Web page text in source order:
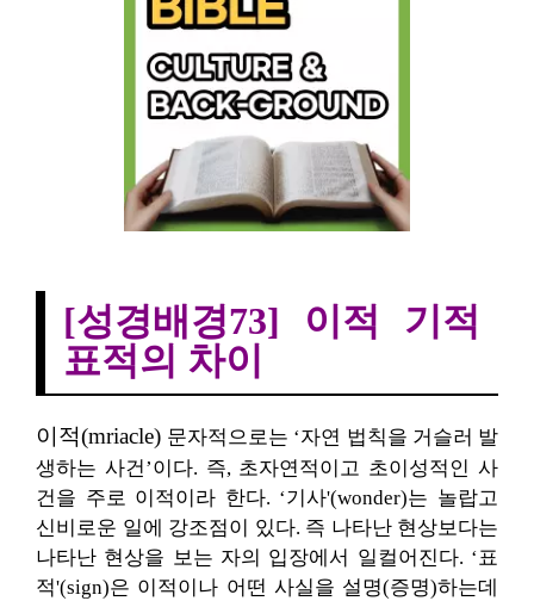
[성경배경73] 이적 기적
표적의 차이
이적(mriacle) 문자적으로는 ‘자연 법칙을 거슬러 발
생하는 사건’이다. 즉, 초자연적이고 초이성적인 사
건을 주로 이적이라 한다. ‘기사'(wonder)는 놀랍고
신비로운 일에 강조점이 있다. 즉 나타난 현상보다는
나타난 현상을 보는 자의 입장에서 일컬어진다. ‘표
적'(sign)은 이적이나 어떤 사실을 설명(증명)하는데